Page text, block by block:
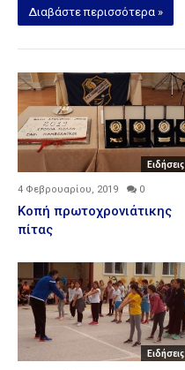
Διαβάστε περισσότερα »
Ειδήσεις
4 Φεβρουαρίου, 2019 0
Κοπή πρωτοχρονιάτικης
πίτας
Ειδήσεις